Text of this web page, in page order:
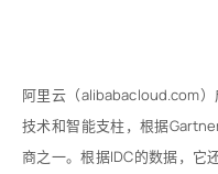
阿里云（alibabacloud.com
技术和智能支柱，根据
商之一。根据IDC的数据，它